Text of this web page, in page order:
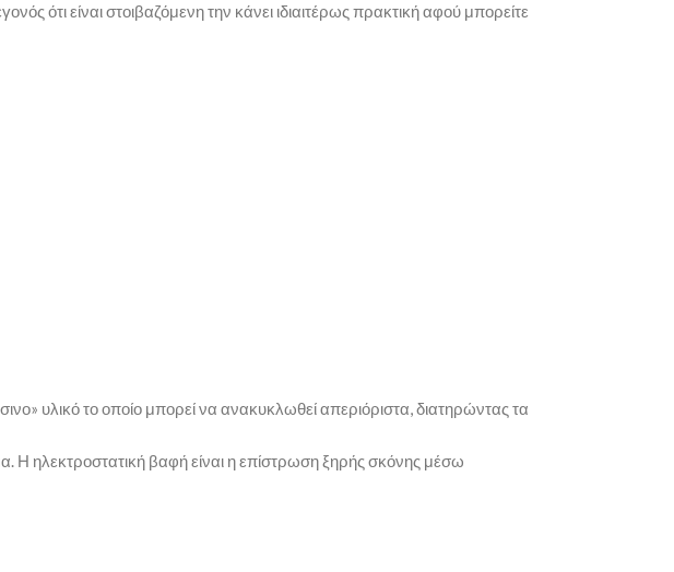
ότι είναι στοιβαζόμενη την κάνει ιδιαιτέρως πρακτική αφού μπορείτε
υλικό το οποίο μπορεί να ανακυκλωθεί απεριόριστα, διατηρώντας τα
Η ηλεκτροστατική βαφή είναι η επίστρωση ξηρής σκόνης μέσω